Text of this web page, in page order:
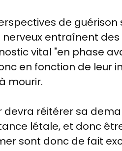
de
entraînent
vital "en phase
en fonction de leur
mourir.
devra réitérer sa
létale, et donc
sont donc de fait